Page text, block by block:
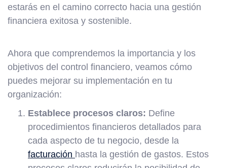
estarás en el camino correcto hacia una gestión
financiera exitosa y sostenible.
Ahora que comprendemos la importancia y los
objetivos del control financiero, veamos cómo
puedes mejorar su implementación en tu
organización:
Establece procesos claros: Define
procedimientos financieros detallados para
cada aspecto de tu negocio, desde la
facturación hasta la gestión de gastos. Estos